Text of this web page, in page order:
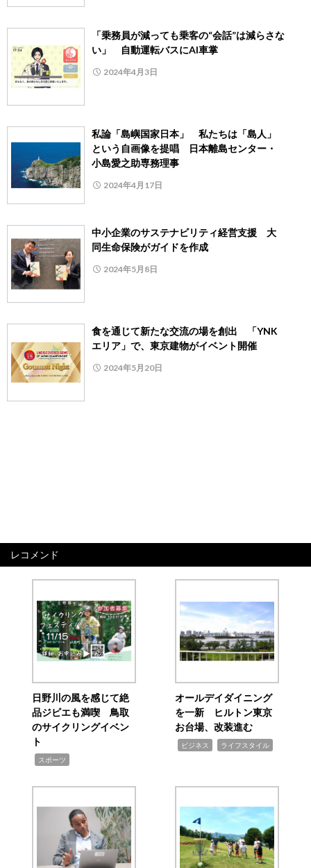
「乗務員が減っても乗客の“会話”は減らさな
い」 自動運転バスにAI車掌
2024年4月3日
私論「島嶼国家日本」 私たちは「島人」
という自画像を提唱 日本離島センター・
小島愛之助専務理事
2024年4月17日
中小企業のサステナビリティ経営支援 大
同生命保険がガイドを作成
2024年5月8日
食を通じて新たな交流の場を創出 「YNK
エリア」で、東京建物がイベント開催
2024年5月20日
レコメンド
日野川の風を感じて絶
品ジビエも満喫 鳥取
のサイクリングイベン
ト
スポーツ
オールデイダイニング
を一新 ヒルトン東京
お台場、改装進む
ビジネス ライフスタイル